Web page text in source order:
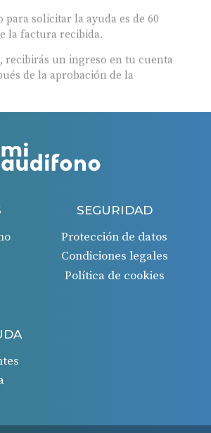
solicitar la ayuda es de 60
la factura recibida.
recibirás un ingreso en tu cuenta
de la aprobación de la
SEGURIDAD
Protección de datos
Condiciones legales
Política de cookies